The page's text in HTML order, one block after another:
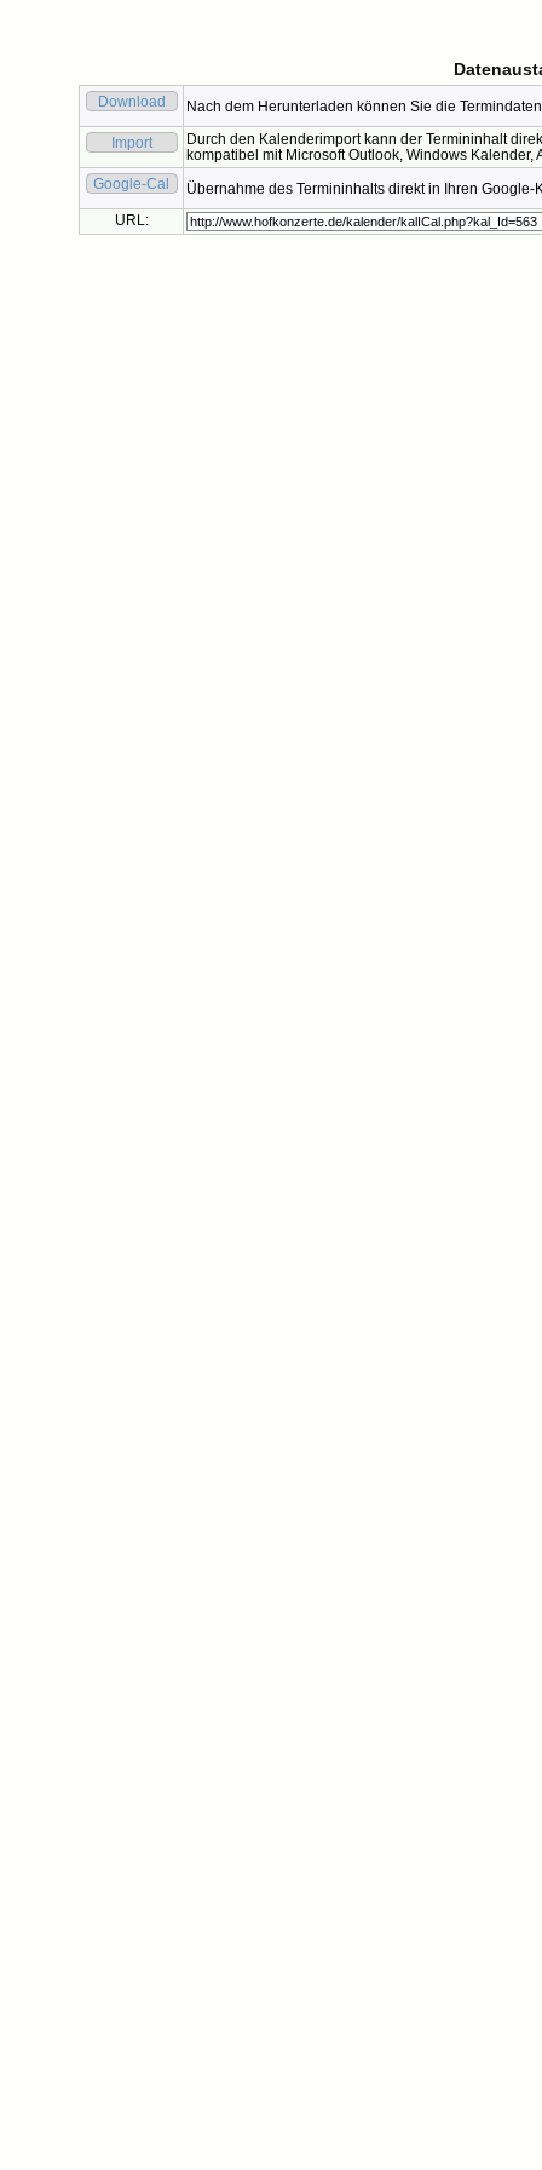
Download Nach dem Herunterladen können Sie die
Import
Durch den Kalenderimport kann der Termininhalt
kompatibel mit Microsoft Outlook, Windows
Google-Cal
Übernahme des Termininhalts direkt in Ihren Google-
URL: